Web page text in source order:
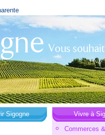
Sigogne
Vivre à
Commerces